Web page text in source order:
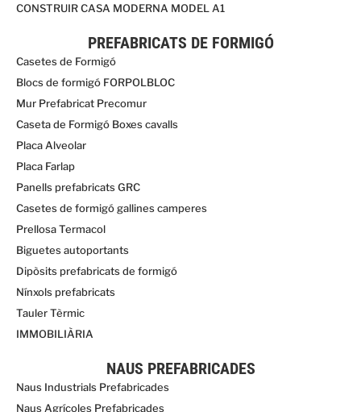
CONSTRUIR CASA MODERNA MODEL A1
PREFABRICATS DE FORMIGÓ
Casetes de Formigó
Blocs de formigó FORPOLBLOC
Mur Prefabricat Precomur
Caseta de Formigó Boxes cavalls
Placa Alveolar
Placa Farlap
Panells prefabricats GRC
Casetes de formigó gallines camperes
Prellosa Termacol
Biguetes autoportants
Dipòsits prefabricats de formigó
Nínxols prefabricats
Tauler Tèrmic
IMMOBILIÀRIA
NAUS PREFABRICADES
Naus Industrials Prefabricades
Naus Agrícoles Prefabricades